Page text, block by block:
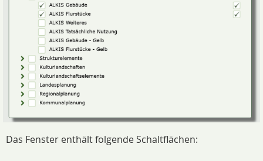
Das Fenster enthält folgende Schaltflächen: